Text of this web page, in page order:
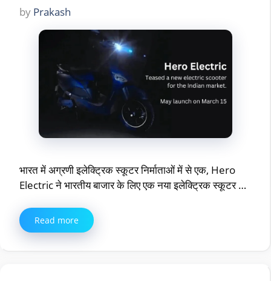
by Prakash
भारत में अग्रणी इलेक्ट्रिक स्कूटर निर्माताओं में से एक, Hero
Electric ने भारतीय बाजार के लिए एक नया इलेक्ट्रिक स्कूटर …
Read more